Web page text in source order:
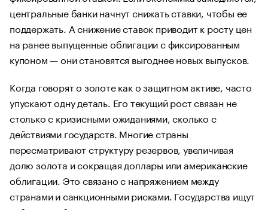
центральные банки начнут снижать ставки, чтобы ее
поддержать. А снижение ставок приводит к росту цен
на ранее выпущенные облигации с фиксированным
купоном — они становятся выгоднее новых выпусков.
Когда говорят о золоте как о защитном активе, часто
упускают одну деталь. Его текущий рост связан не
столько с кризисными ожиданиями, сколько с
действиями государств. Многие страны
пересматривают структуру резервов, увеличивая
долю золота и сокращая доллары или американские
облигации. Это связано с напряжением между
странами и санкционными рисками. Государства ищут